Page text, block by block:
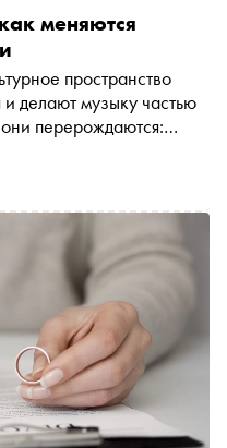
меняются
пространство
делают музыку частью
перерождаются:
разных филармоний —